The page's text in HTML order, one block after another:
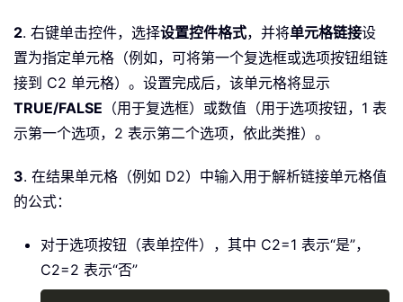
2. 右键单击控件，选择设置控件格式，并将单元格链接设
置为指定单元格（例如，可将第一个复选框或选项按钮组链
接到 C2 单元格）。设置完成后，该单元格将显示
TRUE/FALSE （用于复选框）或数值（用于选项按钮，1 表
示第一个选项，2 表示第二个选项，依此类推）。
3. 在结果单元格（例如 D2）中输入用于解析链接单元格值
的公式：
对于选项按钮（表单控件），其中 C2=1 表示“是”，
C2=2 表示“否”